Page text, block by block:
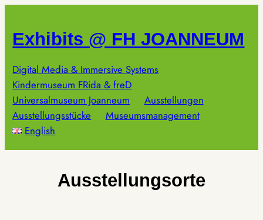
springen
Exhibits @ FH JOANNEUM
Digital Media & Immersive Systems
Kindermuseum FRida & freD
Universalmuseum Joanneum
Ausstellungen
Ausstellungsstücke
Museumsmanagement
English
Ausstellungsorte